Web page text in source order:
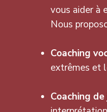
vous aider à
Nous
Coaching
extrêmes et
Coaching